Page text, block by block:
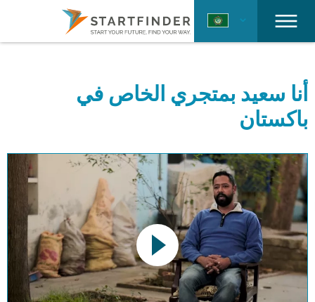
أنا سعيد بمتجري الخاص في
باكستان
This link opens a YouTube video. Please